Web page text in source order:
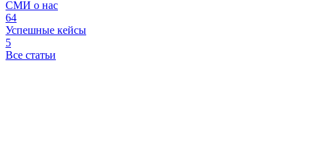
СМИ о нас
64
Успешные кейсы
5
Все статьи